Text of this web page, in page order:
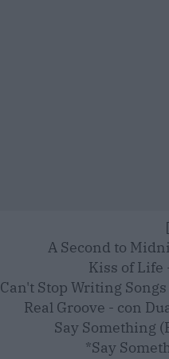
[
A Second to
Kiss of Life
Can't Stop Writing
Real Groove - con
Say Something
*Say